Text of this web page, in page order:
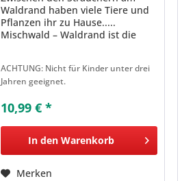
Waldrand haben viele Tiere und
Pflanzen ihr zu Hause.....
Mischwald – Waldrand ist die
neuen, multifunktionalen Karten
zeigen Flora und Fauna des
ACHTUNG: Nicht für Kinder unter drei
Jahren geeignet.
10,99 € *
In den Warenkorb
Merken